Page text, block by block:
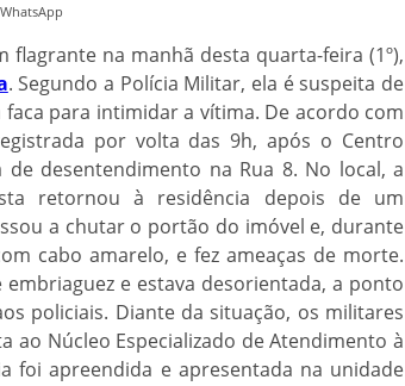
na manhã desta quarta-feira (1º),
. Segundo a Polícia Militar, ela é suspeita de
para intimidar a vítima. De acordo com
por volta das 9h, após o Centro
desentendimento na Rua 8. No local, a
retornou à residência depois de um
a chutar o portão do imóvel e, durante
cabo amarelo, e fez ameaças de morte.
e estava desorientada, a ponto
policiais. Diante da situação, os militares
ao Núcleo Especializado de Atendimento à
foi apreendida e apresentada na unidade